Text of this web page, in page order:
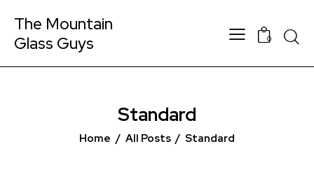
The Mountain
Glass Guys
0
Standard
Home All Posts Standard